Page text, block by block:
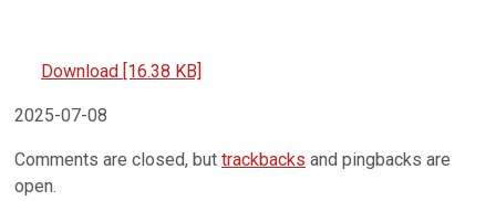
Download [16.38 KB]
2025-07-08
Comments are closed, but trackbacks and pingbacks are
open.